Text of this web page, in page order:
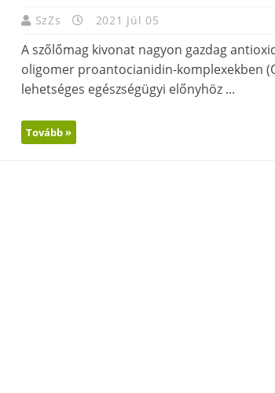
SzZs 2021 Júl 05
A szőlőmag kivonat nagyon gazdag
oligomer proantocianidin-komplexekben
lehetséges egészségügyi előnyhöz ...
Tovább »